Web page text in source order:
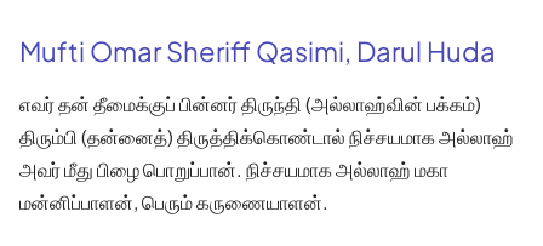
Mufti Omar Sheriff Qasimi, Darul Huda
எவர் தன் தீமைக்குப் பின்னர் திருந்தி (அல்லாஹ்வின் பக்கம்)
திரும்பி (தன்னைத்) திருத்திக்கொண்டால் நிச்சயமாக அல்லாஹ்
அவர் மீது பிழை பொறுப்பான். நிச்சயமாக அல்லாஹ் மகா
மன்னிப்பாளன், பெரும் கருணையாளன்.